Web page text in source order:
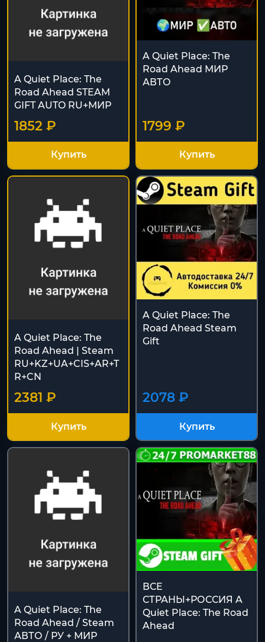
A Quiet Place: The
Road Ahead STEAM
GIFT AUTO RU+МИР
1852 ₽
Купить
A Quiet Place: The
Road Ahead МИР
АВТО
1799 ₽
Купить
A Quiet Place: The
Road Ahead | Steam
RU+KZ+UA+CIS+AR+T
R+CN
2381 ₽
Купить
A Quiet Place: The
Road Ahead Steam
Gift
2078 ₽
Купить
A Quiet Place: The
Road Ahead / Steam
АВТО / РУ + МИР
ВСЕ
СТРАНЫ+РОССИЯ A
Quiet Place: The Road
Ahead